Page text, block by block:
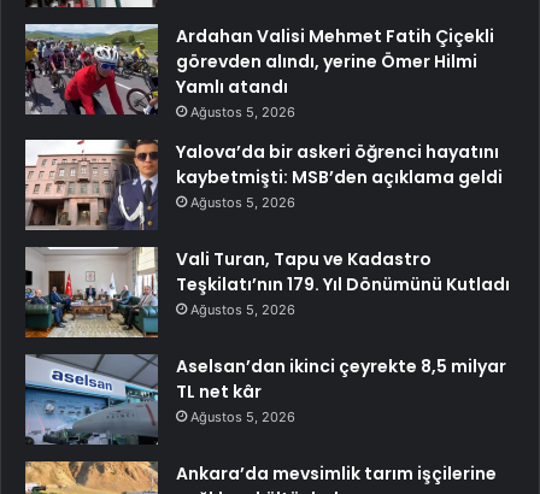
Ardahan Valisi Mehmet Fatih Çiçekli
görevden alındı, yerine Ömer Hilmi
Yamlı atandı
Ağustos 5, 2026
Yalova’da bir askeri öğrenci hayatını
kaybetmişti: MSB’den açıklama geldi
Ağustos 5, 2026
Vali Turan, Tapu ve Kadastro
Teşkilatı’nın 179. Yıl Dönümünü Kutladı
Ağustos 5, 2026
Aselsan’dan ikinci çeyrekte 8,5 milyar
TL net kâr
Ağustos 5, 2026
Ankara’da mevsimlik tarım işçilerine